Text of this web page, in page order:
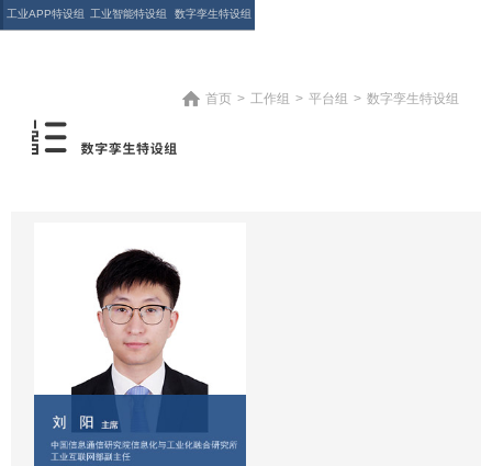
工业APP特设组 工业智能特设组 数字孪生特设组
碳达峰碳中和组
首页 > 工作组 > 平台组 > 数字孪生特设组